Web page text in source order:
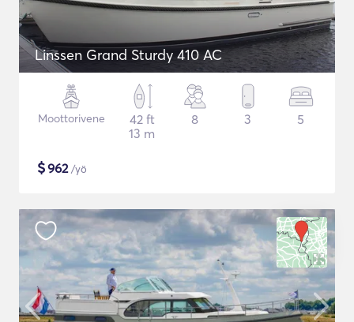
Linssen Grand Sturdy 410 AC
Moottorivene
42 ft
13 m
8 3 5
$962/yö